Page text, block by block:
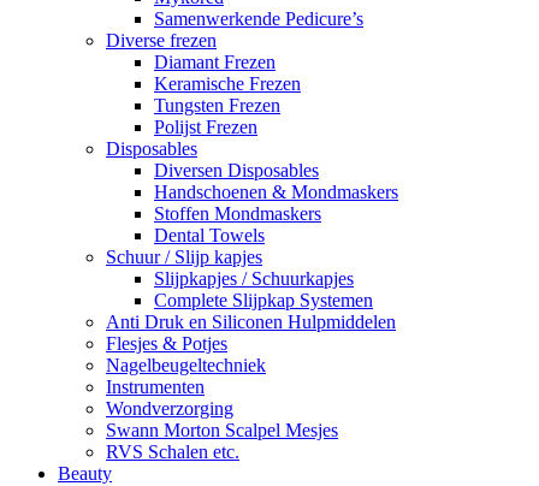
Samenwerkende Pedicure’s
Diverse frezen
Diamant Frezen
Keramische Frezen
Tungsten Frezen
Polijst Frezen
Disposables
Diversen Disposables
Handschoenen & Mondmaskers
Stoffen Mondmaskers
Dental Towels
Schuur / Slijp kapjes
Slijpkapjes / Schuurkapjes
Complete Slijpkap Systemen
Anti Druk en Siliconen Hulpmiddelen
Flesjes & Potjes
Nagelbeugeltechniek
Instrumenten
Wondverzorging
Swann Morton Scalpel Mesjes
RVS Schalen etc.
Beauty